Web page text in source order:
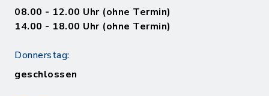
08.00 - 12.00 Uhr (ohne Termin)
14.00 - 18.00 Uhr (ohne Termin)
Donnerstag:
geschlossen